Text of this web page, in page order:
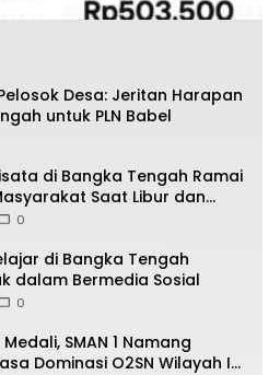
Desa: Jeritan Harapan
untuk PLN Babel
di Bangka Tengah Ramai
Saat Libur dan
0
di Bangka Tengah
dalam Bermedia Sosial
0
SMAN 1 Namang
Dominasi O2SN Wilayah I